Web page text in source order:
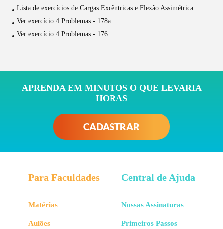
Lista de exercícios de Cargas Excêntricas e Flexão Assimétrica
Ver exercício 4.Problemas - 178a
Ver exercício 4.Problemas - 176
APRENDA EM MINUTOS O QUE LEVARIA
HORAS
CADASTRAR
Para Faculdades
Matérias
Aulões
Central de Ajuda
Nossas Assinaturas
Primeiros Passos